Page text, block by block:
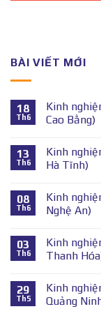
BÀI VIẾT MỚI
18
Th6
Kinh
Cao Bằng)
13
Th6
Kinh
Hà Tĩnh)
08
Th6
Kinh
Nghệ An)
03
Th6
Kinh
Thanh
29
Th5
Kinh
Quảng